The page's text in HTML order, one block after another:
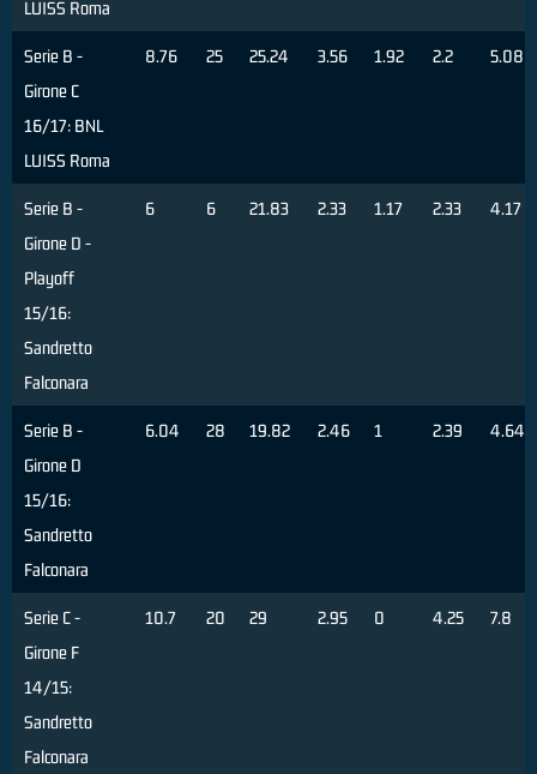
LUISS Roma
Serie B -
Girone C
16/17: BNL
LUISS Roma
8.76 25 25.24 3.56 1.92 2.2 5.08
Serie B -
Girone D -
Playoff
15/16:
Sandretto
Falconara
6 6 21.83 2.33 1.17 2.33 4.17
Serie B -
Girone D
15/16:
Sandretto
Falconara
6.04 28 19.82 2.46 1 2.39 4.64
Serie C -
Girone F
14/15:
Sandretto
Falconara
10.7 20 29 2.95 0 4.25 7.8